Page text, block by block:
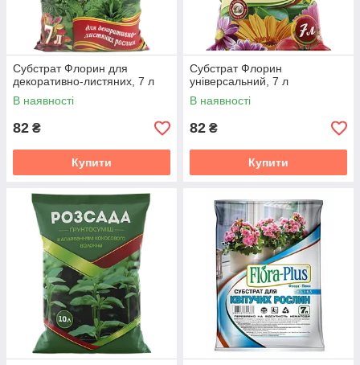
Субстрат Флорин для
декоративно-листяних, 7 л
В наявності
82 ₴
Купити
Субстрат Флорин
універсальний, 7 л
В наявності
82 ₴
Купити